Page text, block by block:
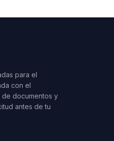
para el
con el
de documentos y
antes de tu